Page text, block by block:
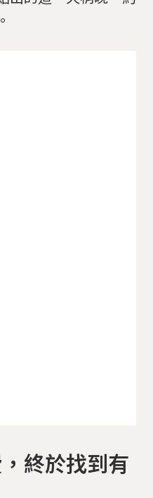
終於找到有